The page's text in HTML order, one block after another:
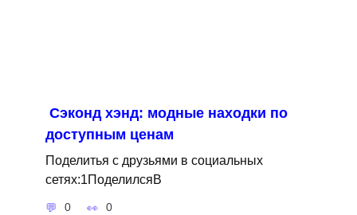
Сэконд хэнд: модные находки по
доступным ценам
Поделитья с друзьями в социальных
сетях:1ПоделилсяВ
0 0